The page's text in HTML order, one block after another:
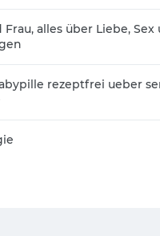
Frau, alles über Liebe, Sex
rezeptfrei ueber